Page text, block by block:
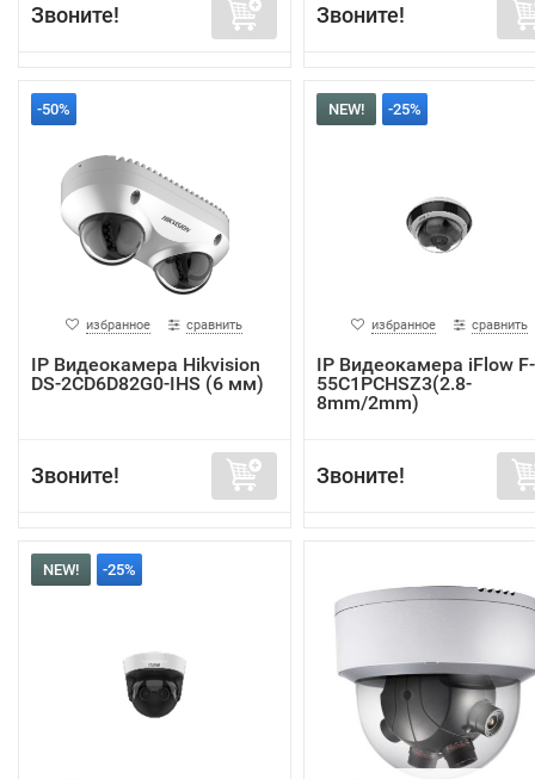
Звоните! Звоните!
-50%
избранное сравнить
IP Видеокамера Hikvision
DS-2CD6D82G0-IHS (6 мм)
Звоните!
NEW! -25%
избранное сравнить
IP Видеокамера iFlow
55C1PCHSZ3(2.8-
8mm/2mm)
Звоните!
NEW! -25%